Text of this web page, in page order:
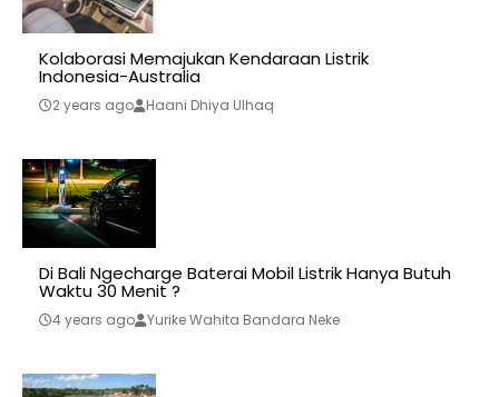
Kolaborasi Memajukan Kendaraan Listrik
Indonesia-Australia
2 years ago Haani Dhiya Ulhaq
Di Bali Ngecharge Baterai Mobil Listrik Hanya Butuh
Waktu 30 Menit ?
4 years ago Yurike Wahita Bandara Neke